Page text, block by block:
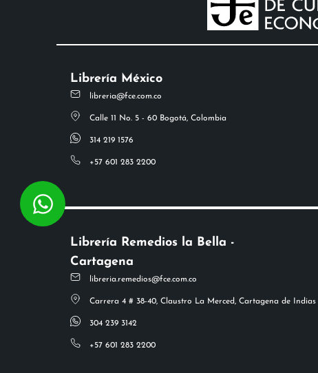
Librería México
libreria@fce.com.co
Calle 11 No. 5 - 60 Bogotá, Colombia
314 219 1576
+57 601 283 2200
Librería Remedios la Bella -
Cartagena
libreria.remedios@fce.com.co
Carrera 4 # 38-40, Claustro La Merced, Cartagena de Indias
304 239 3142
+57 601 283 2200